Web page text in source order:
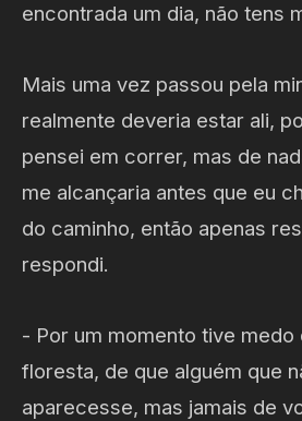
encontrada um dia, não tens
Mais uma vez passou pela
realmente deveria estar ali,
pensei em correr, mas de
me alcançaria antes que eu
do caminho, então apenas
respondi.
- Por um momento tive medo
floresta, de que alguém que
aparecesse, mas jamais de